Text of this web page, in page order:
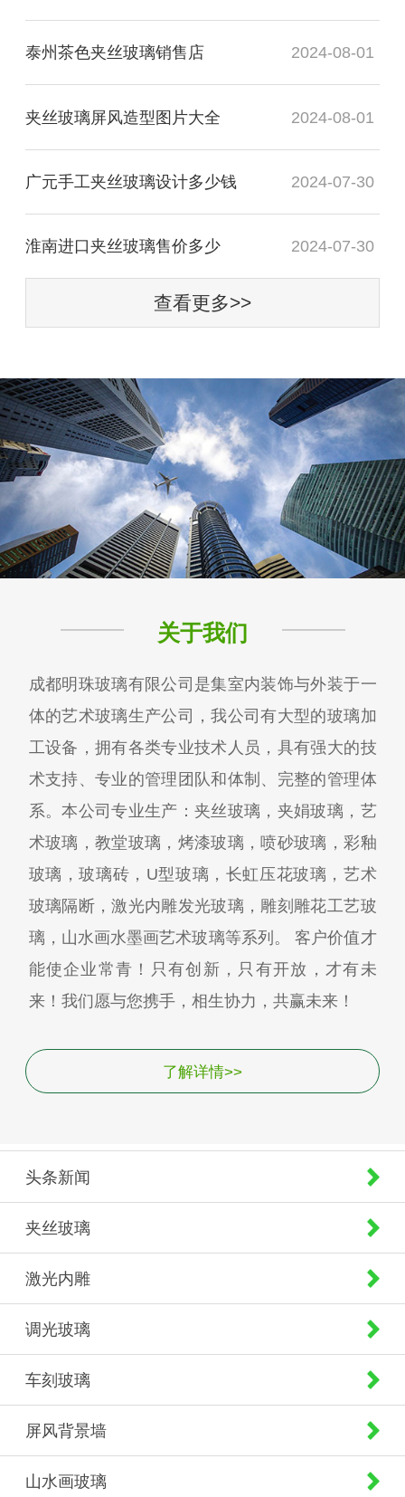
泰州茶色夹丝玻璃销售店 2024-08-01
夹丝玻璃屏风造型图片大全 2024-08-01
广元手工夹丝玻璃设计多少钱 2024-07-30
淮南进口夹丝玻璃售价多少 2024-07-30
查看更多>>
关于我们
成都明珠玻璃有限公司是集室内装饰与外装于一
体的艺术玻璃生产公司，我公司有大型的玻璃加
工设备，拥有各类专业技术人员，具有强大的技
术支持、专业的管理团队和体制、完整的管理体
系。本公司专业生产：夹丝玻璃，夹娟玻璃，艺
术玻璃，教堂玻璃，烤漆玻璃，喷砂玻璃，彩釉
玻璃，玻璃砖，U型玻璃，长虹压花玻璃，艺术
玻璃隔断，激光内雕发光玻璃，雕刻雕花工艺玻
璃，山水画水墨画艺术玻璃等系列。 客户价值才
能使企业常青！只有创新，只有开放，才有未
来！我们愿与您携手，相生协力，共赢未来！
了解详情>>
头条新闻
夹丝玻璃
激光内雕
调光玻璃
车刻玻璃
屏风背景墙
山水画玻璃